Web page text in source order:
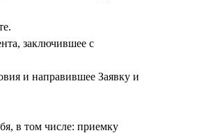
заключившее с
и направившее Заявку и
в том числе: приемку